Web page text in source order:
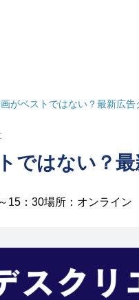
がベストではない？最新広
ではない？
15：30場所：オンライン